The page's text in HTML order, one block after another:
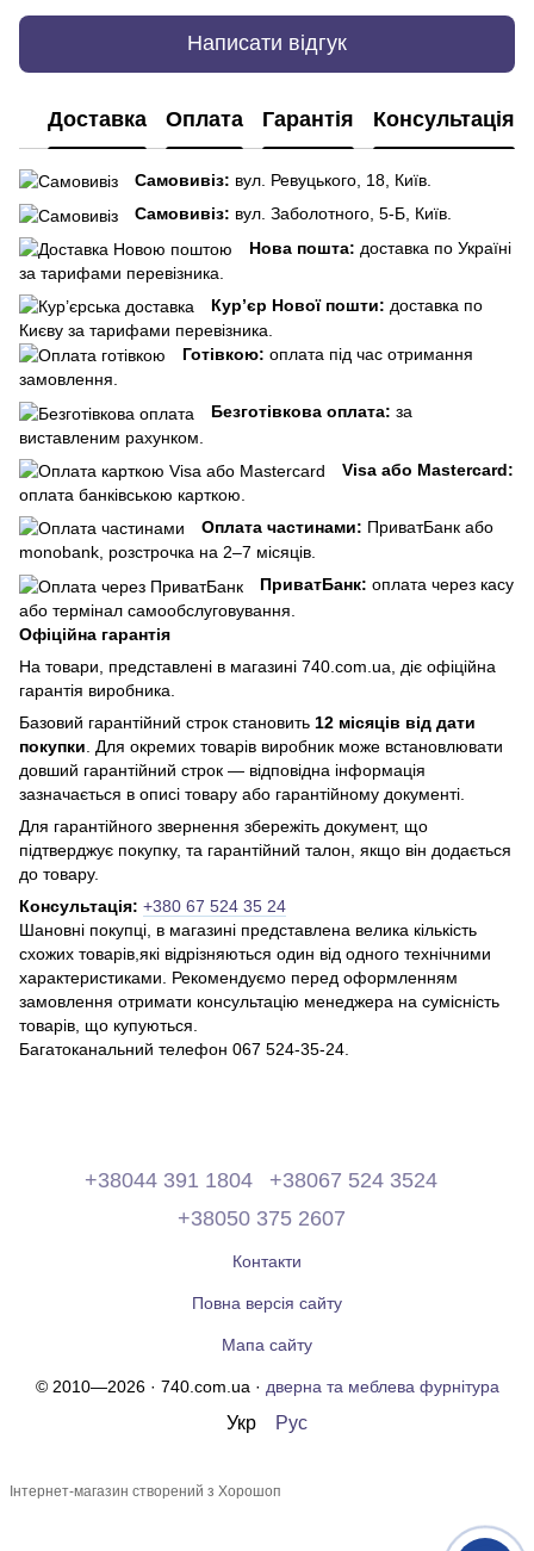
Написати відгук
Доставка Оплата Гарантія Консультація
Самовивіз: вул. Ревуцького, 18, Київ.
Самовивіз: вул. Заболотного, 5-Б, Київ.
Нова пошта: доставка по Україні
за тарифами перевізника.
Кур’єр Нової пошти: доставка по
Києву за тарифами перевізника.
Готівкою: оплата під час отримання
замовлення.
Безготівкова оплата: за
виставленим рахунком.
Visa або Mastercard:
оплата банківською карткою.
Оплата частинами: ПриватБанк або
monobank, розстрочка на 2–7 місяців.
ПриватБанк: оплата через касу
або термінал самообслуговування.
Офіційна гарантія
На товари, представлені в магазині 740.com.ua, діє офіційна
гарантія виробника.
Базовий гарантійний строк становить 12 місяців від дати
покупки . Для окремих товарів виробник може встановлювати
довший гарантійний строк — відповідна інформація
зазначається в описі товару або гарантійному документі.
Для гарантійного звернення збережіть документ, що
підтверджує покупку, та гарантійний талон, якщо він додається
до товару.
Консультація: +380 67 524 35 24
Шановні покупці, в магазині представлена ​​велика кількість
схожих товарів,які відрізняються один від одного технічними
характеристиками. Рекомендуємо перед оформленням
замовлення отримати консультацію менеджера на сумісність
товарів, що купуються.
Багатоканальний телефон 067 524-35-24.
+38044 391 1804
+38067 524 3524
+38050 375 2607
Контакти
Повна версія сайту
Мапа сайту
© 2010—2026 · 740.com.ua · дверна та меблева фурнітура
Укр Рус
Інтернет-магазин створений з Хорошоп